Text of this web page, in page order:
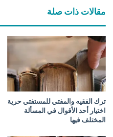
م
ل
ل
ح
ج
و
ا
ل
م
ر
مقالات ذات صلة
ترك الفقيه والمفتي للمستفتي حرية
اختيار أحد الأقوال في المسألة
المختلف فيها